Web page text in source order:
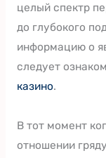
целый спектр
до глубокого
информацию о
следует
казино.
В тот момент
отношении